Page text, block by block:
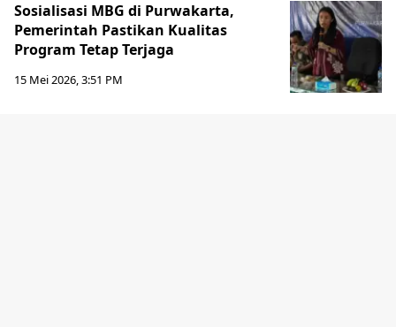
Sosialisasi MBG di Purwakarta,
Pemerintah Pastikan Kualitas
Program Tetap Terjaga
15 Mei 2026, 3:51 PM